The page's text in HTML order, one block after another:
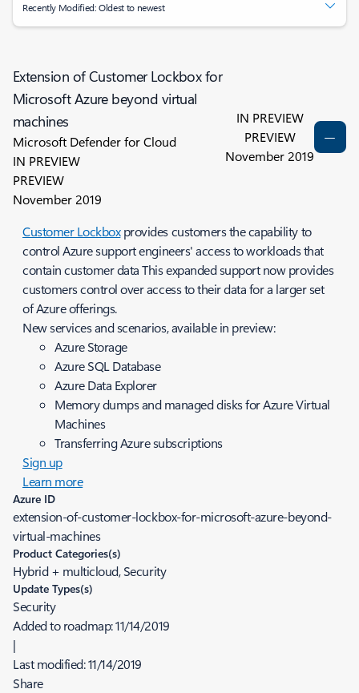
Recently Modified: Oldest to newest
Extension of Customer Lockbox for
Microsoft Azure beyond virtual
machines
Microsoft Defender for Cloud
IN PREVIEW
PREVIEW
November 2019
IN PREVIEW
PREVIEW
November 2019
Customer Lockboxprovides customers the capability to
control Azure support engineers' access to workloads that
contain customer data This expanded support now provides
customers control over access to their data for a larger set
of Azure offerings.
New services and scenarios, available in preview:
Azure Storage
Azure SQL Database
Azure Data Explorer
Memory dumps and managed disks for Azure Virtual
Machines
Transferring Azure subscriptions
Sign up
Learn more
Azure ID
extension-of-customer-lockbox-for-microsoft-azure-beyond-
virtual-machines
Product Categories(s)
Hybrid + multicloud, Security
Update Types(s)
Security
Added to roadmap:11/14/2019
|
Last modified:11/14/2019
Share